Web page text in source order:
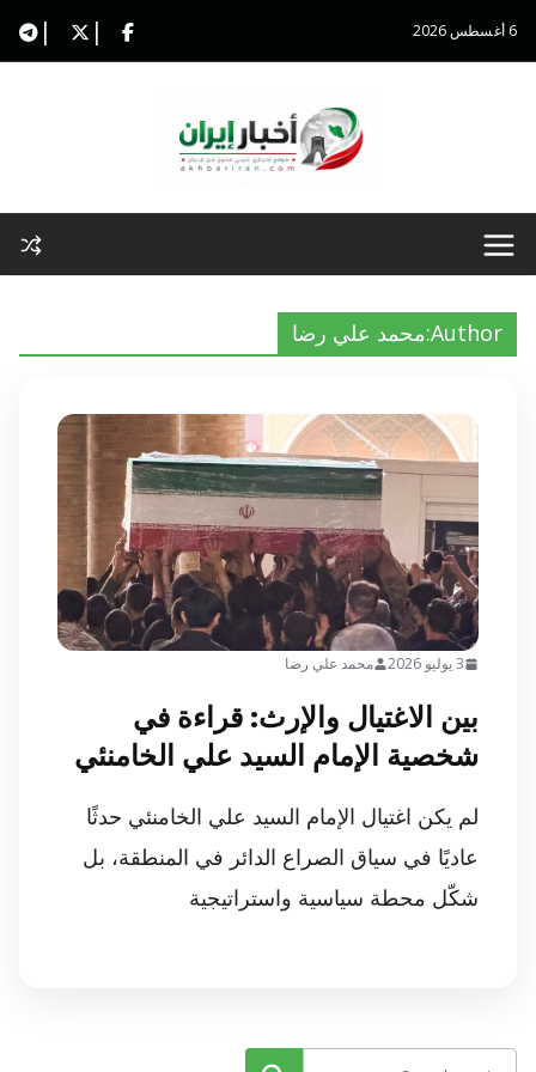
Skip
to
6 أغسطس 2026
Author: محمد علي رضا
3 يوليو 2026 محمد علي رضا
بين الاغتيال والإرث: قراءة في
شخصية الإمام السيد علي الخامنئي
لم يكن اغتيال الإمام السيد علي الخامنئي حدثًا
عاديًا في سياق الصراع الدائر في المنطقة، بل
شكّل محطة سياسية واستراتيجية